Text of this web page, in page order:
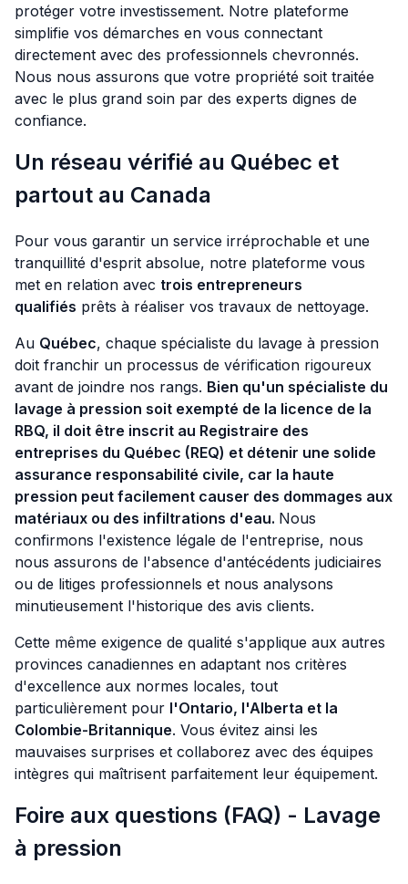
protéger votre investissement. Notre plateforme
simplifie vos démarches en vous connectant
directement avec des professionnels chevronnés.
Nous nous assurons que votre propriété soit traitée
avec le plus grand soin par des experts dignes de
confiance.
Un réseau vérifié au Québec et
partout au Canada
Pour vous garantir un service irréprochable et une
tranquillité d'esprit absolue, notre plateforme vous
met en relation avec trois entrepreneurs
qualifiés prêts à réaliser vos travaux de nettoyage.
Au Québec, chaque spécialiste du lavage à pression
doit franchir un processus de vérification rigoureux
avant de joindre nos rangs. Bien qu'un spécialiste du
lavage à pression soit exempté de la licence de la
RBQ, il doit être inscrit au Registraire des
entreprises du Québec (REQ) et détenir une solide
assurance responsabilité civile, car la haute
pression peut facilement causer des dommages aux
matériaux ou des infiltrations d'eau. Nous
confirmons l'existence légale de l'entreprise, nous
nous assurons de l'absence d'antécédents judiciaires
ou de litiges professionnels et nous analysons
minutieusement l'historique des avis clients.
Cette même exigence de qualité s'applique aux autres
provinces canadiennes en adaptant nos critères
d'excellence aux normes locales, tout
particulièrement pour l'Ontario, l'Alberta et la
Colombie-Britannique. Vous évitez ainsi les
mauvaises surprises et collaborez avec des équipes
intègres qui maîtrisent parfaitement leur équipement.
Foire aux questions (FAQ) - Lavage
à pression